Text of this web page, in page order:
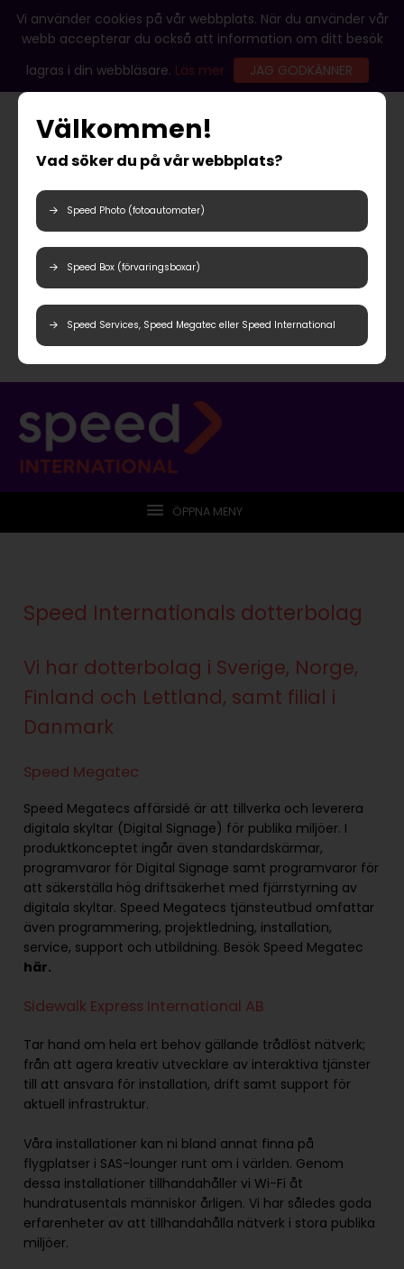
Vi använder cookies på vår webbplats. När du använder vår
webb accepterar du också att information om ditt besök
lagras i din webbläsare. Läs mer JAG GODKÄNNER
Välkommen!
Vad söker du på vår webbplats?
Speed Photo (fotoautomater)
Speed Box (förvaringsboxar)
Speed Services, Speed Megatec eller Speed International
ÖPPNA MENY
Speed Internationals dotterbolag
Vi har dotterbolag i Sverige, Norge,
Finland och Lettland, samt filial i
Danmark
Speed Megatec
Speed Megatecs affärsidé är att tillverka och leverera
digitala skyltar (Digital Signage) för publika miljöer. I
produktkonceptet ingår även standardskärmar,
programvaror för Digital Signage samt programvaror för
att säkerställa hög driftsäkerhet med fjärrstyrning av
digitala skyltar. Speed Megatecs tjänsteutbud omfattar
även programmering, projektledning, installation,
service, support och utbildning. Besök Speed Megatec
här.
Sidewalk Express International AB
Tar hand om hela ert behov gällande trådlöst nätverk;
från att agera kreativ utvecklare av interaktiva tjänster
till att ansvara för installation, drift samt support för
aktuell infrastruktur.
Våra installationer kan ni bland annat finna på
flygplatser i SAS-lounger runt om i världen. Genom
dessa installationer tillhandahåller vi Wi-Fi åt
hundratusentals människor årligen. Vi har således goda
erfarenheter av att tillhandahålla nätverk i stora publika
miljöer.